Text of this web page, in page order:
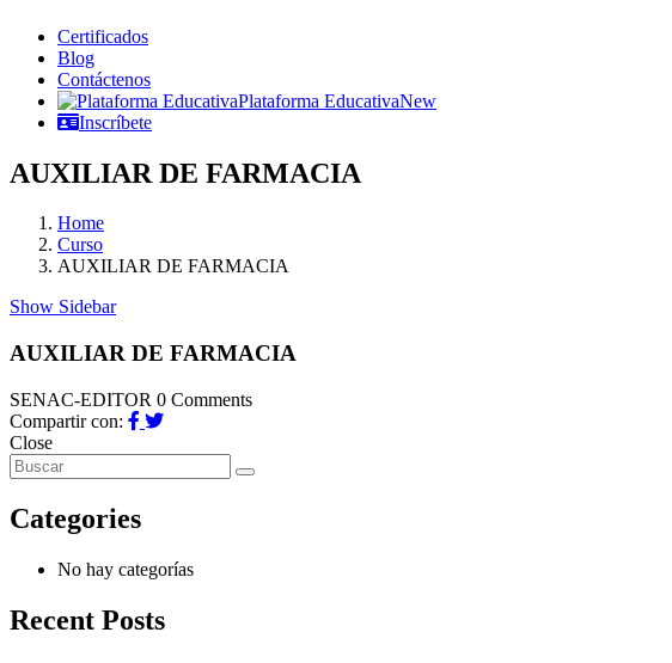
Certificados
Blog
Contáctenos
Plataforma EducativaNew
Inscríbete
AUXILIAR DE FARMACIA
Home
Curso
AUXILIAR DE FARMACIA
Show Sidebar
AUXILIAR DE FARMACIA
SENAC-EDITOR 0 Comments
Compartir con:
Close
Categories
No hay categorías
Recent Posts